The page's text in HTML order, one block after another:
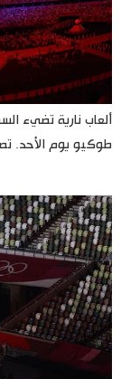
ألعاب نارية تضيء
طوكيو يوم الأحد.